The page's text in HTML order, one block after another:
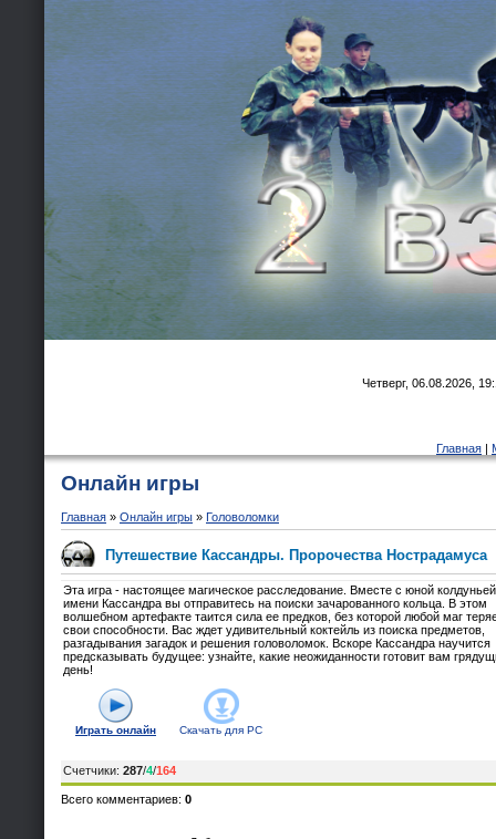
Четверг, 06.08.2026,
Главная
Онлайн игры
Главная » Онлайн игры » Головоломки
Путешествие Кассандры. Пророчества Нострадамуса
Эта игра - настоящее магическое расследование. Вместе с юной
имени Кассандра вы отправитесь на поиски зачарованного кольца. В этом
волшебном артефакте таится сила ее предков, без которой любой маг
свои способности. Вас ждет удивительный коктейль из поиска предметов,
разгадывания загадок и решения головоломок. Вскоре Кассандра научится
предсказывать будущее: узнайте, какие неожиданности готовит вам
день!
Играть онлайн Скачать для PC
Счетчики: 287/4/164
Всего комментариев: 0